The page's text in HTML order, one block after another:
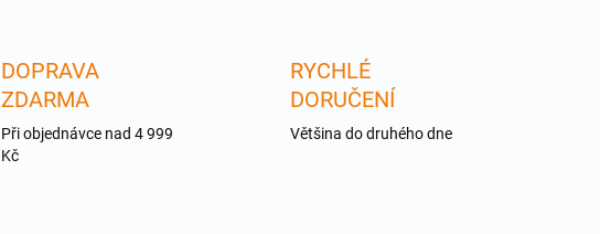
DOPRAVA
ZDARMA
Při objednávce nad 4 999
Kč
RYCHLÉ
DORUČENÍ
Většina do druhého dne